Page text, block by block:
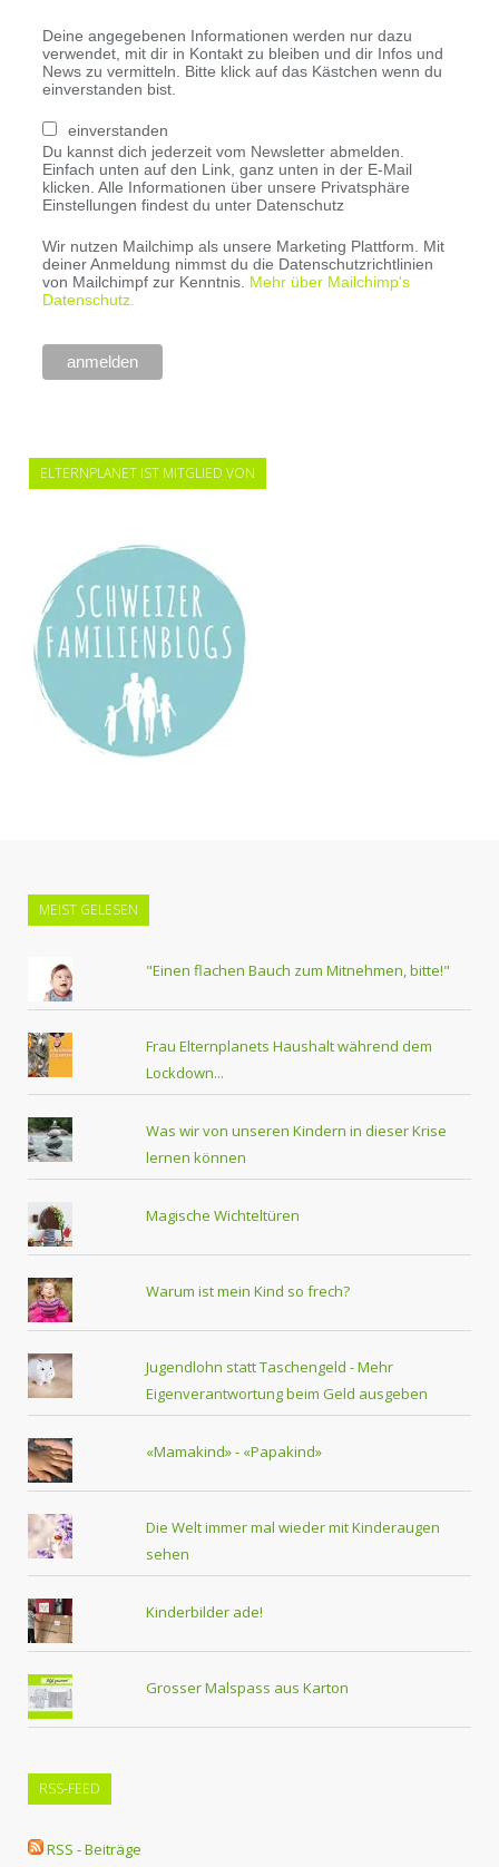
Deine angegebenen Informationen werden nur dazu
verwendet, mit dir in Kontakt zu bleiben und dir Infos und
News zu vermitteln. Bitte klick auf das Kästchen wenn du
einverstanden bist.
einverstanden
Du kannst dich jederzeit vom Newsletter abmelden.
Einfach unten auf den Link, ganz unten in der E-Mail
klicken. Alle Informationen über unsere Privatsphäre
Einstellungen findest du unter Datenschutz
Wir nutzen Mailchimp als unsere Marketing Plattform. Mit
deiner Anmeldung nimmst du die Datenschutzrichtlinien
von Mailchimpf zur Kenntnis. Mehr über Mailchimp's
Datenschutz.
ELTERNPLANET IST MITGLIED VON
MEIST GELESEN
"Einen flachen Bauch zum Mitnehmen, bitte!"
Frau Elternplanets Haushalt während dem
Lockdown...
Was wir von unseren Kindern in dieser Krise
lernen können
Magische Wichteltüren
Warum ist mein Kind so frech?
Jugendlohn statt Taschengeld - Mehr
Eigenverantwortung beim Geld ausgeben
«Mamakind» - «Papakind»
Die Welt immer mal wieder mit Kinderaugen
sehen
Kinderbilder ade!
Grosser Malspass aus Karton
RSS-FEED
RSS - Beiträge